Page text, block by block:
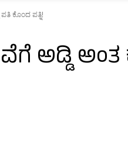
ಕೊಂದ ಪತ್ನಿ!
ಅಡ್ಡಿ ಅಂತ